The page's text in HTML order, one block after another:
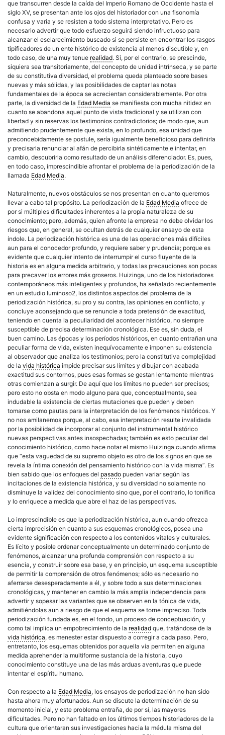
que transcurren desde la caída del Imperio Romano de Occidente hasta el
siglo XV, se presentan ante los ojos del historiador con una fisonomía
confusa y varia y se resisten a todo sistema interpretativo. Pero es
necesario advertir que todo esfuerzo seguirá siendo infructuoso para
alcanzar el esclarecimiento buscado si se persiste en encontrar los rasgos
tipificadores de un ente histórico de existencia al menos discutible y, en
todo caso, de una muy tenue realidad. Si, por el contrario, se prescinde,
siquiera sea transitoriamente, del concepto de unidad intrínseca, y se parte
de su constitutiva diversidad, el problema queda planteado sobre bases
nuevas y más sólidas, y las posibilidades de captar las notas
fundamentales de la época se acrecientan considerablemente. Por otra
parte, la diversidad de la Edad Media se manifiesta con mucha nitidez en
cuanto se abandona aquel punto de vista tradicional y se utilizan con
libertad y sin reservas los testimonios contradictorios; de modo que, aun
admitiendo prudentemente que exista, en lo profundo, esa unidad que
preconcebidamente se postule, sería igualmente beneficioso para definirla
y precisarla renunciar al afán de percibirla sintéticamente e intentar, en
cambio, descubrirla como resultado de un análisis diferenciador. Es, pues,
en todo caso, imprescindible afrontar el problema de la periodización de la
llamada Edad Media.
Naturalmente, nuevos obstáculos se nos presentan en cuanto queremos
llevar a cabo tal propósito. La periodización de la Edad Media ofrece de
por si múltiples dificultades inherentes a la propia naturaleza de su
conocimiento; pero, además, quien afronte la empresa no debe olvidar los
riesgos que, en general, se ocultan detrás de cualquier ensayo de esta
índole. La periodización histórica es una de las operaciones más difíciles
aun para el conocedor profundo, y requiere saber y prudencia; porque es
evidente que cualquier intento de interrumpir el curso fluyente de la
historia es en alguna medida arbitrario, y todas las precauciones son pocas
para precaver los errores más groseros. Huizinga, uno de los historiadores
contemporáneos más inteligentes y profundos, ha señalado recientemente
en un estudio luminoso2, los distintos aspectos del problema de la
periodización histórica, su pro y su contra, las opiniones en conflicto, y
concluye aconsejando que se renuncie a toda pretensión de exactitud,
teniendo en cuenta la peculiaridad del acontecer histórico, no siempre
susceptible de precisa determinación cronológica. Ese es, sin duda, el
buen camino. Las épocas y los períodos históricos, en cuanto entrañan una
peculiar forma de vida, existen inequívocamente e imponen su existencia
al observador que analiza los testimonios; pero la constitutiva complejidad
de la vida histórica impide precisar sus límites y dibujar con acabada
exactitud sus contornos, pues esas formas se gestan lentamente mientras
otras comienzan a surgir. De aquí que los límites no pueden ser precisos;
pero esto no obsta en modo alguno para que, conceptualmente, sea
indudable la existencia de ciertas mutaciones que pueden y deben
tomarse como pautas para la interpretación de los fenómenos históricos. Y
no nos amilanemos porque, al cabo, esa interpretación resulte invalidada
por la posibilidad de incorporar al conjunto del instrumental histórico
nuevas perspectivas antes insospechadas; también es esto peculiar del
conocimiento histórico, como hace notar el mismo Huizinga cuando afirma
que “esta vaguedad de su supremo objeto es otro de los signos en que se
revela la íntima conexión del pensamiento histórico con la vida misma”. Es
bien sabido que los enfoques del pasado pueden variar según las
incitaciones de la existencia histórica, y su diversidad no solamente no
disminuye la validez del conocimiento sino que, por el contrario, lo tonifica
y lo enriquece a medida que abre el haz de las perspectivas.
Lo imprescindible es que la periodización histórica, aun cuando ofrezca
cierta imprecisión en cuanto a sus esquemas cronológicos, posea una
evidente significación con respecto a los contenidos vitales y culturales.
Es lícito y posible ordenar conceptualmente un determinado conjunto de
fenómenos, alcanzar una profunda comprensión con respecto a su
esencia, y construir sobre esa base, y en principio, un esquema susceptible
de permitir la comprensión de otros fenómenos; sólo es necesario no
aferrarse desesperadamente a él, y sobre todo a sus determinaciones
cronológicas, y mantener en cambio la más amplia independencia para
advertir y sopesar las variantes que se observen en la tónica de vida,
admitiéndolas aun a riesgo de que el esquema se torne impreciso. Toda
periodización fundada es, en el fondo, un proceso de conceptuación, y
como tal implica un empobrecimiento de la realidad que, tratándose de la
vida histórica, es menester estar dispuesto a corregir a cada paso. Pero,
entretanto, los esquemas obtenidos por aquella vía permiten en alguna
medida aprehender la multiforme sustancia de la historia, cuyo
conocimiento constituye una de las más arduas aventuras que puede
intentar el espíritu humano.
Con respecto a la Edad Media, los ensayos de periodización no han sido
hasta ahora muy afortunados. Aun se discute la determinación de su
momento inicial, y este problema entraña, de por sí, las mayores
dificultades. Pero no han faltado en los últimos tiempos historiadores de la
cultura que orientaran sus investigaciones hacia la médula misma del